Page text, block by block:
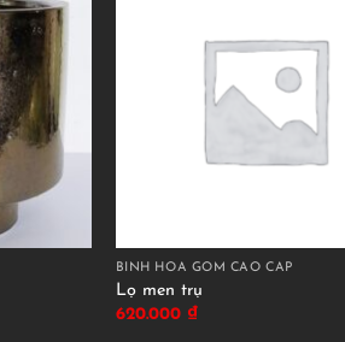
BÌNH HOA GỐM CAO CẤP
Lọ men trụ
620.000 ₫